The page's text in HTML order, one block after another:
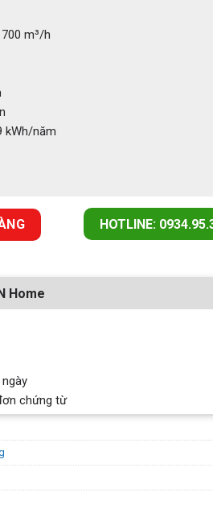
m³/h
kWh/năm
S WH/A/85 số lượngHOTLINE:
Home
chứng từ